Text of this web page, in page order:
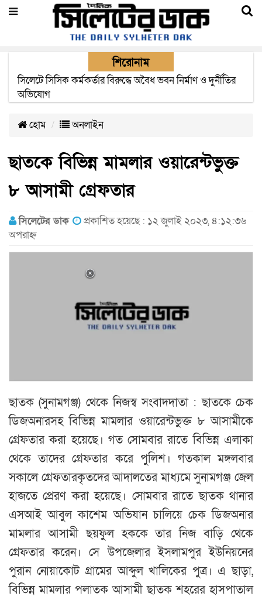
শিরোনাম
২২ ঘণ্টা পর ত্রুটি সেরে জেদ্দার উদ্দেশ্যে ছাড়লো বিমানের ফ্লাইট
হোম অনলাইন
ছাতকে বিভিন্ন মামলার ওয়ারেন্টভুক্ত
৮ আসামী গ্রেফতার
সিলেটের ডাক
প্রকাশিত হয়েছে : ১২ জুলাই ২০২৩, ৪:১২:৩৬
অপরাহ্ন
ছাতক (সুনামগঞ্জ) থেকে নিজস্ব সংবাদদাতা : ছাতকে চেক
ডিজঅনারসহ বিভিন্ন মামলার ওয়ারেন্টভুক্ত ৮ আসামীকে
গ্রেফতার করা হয়েছে। গত সোমবার রাতে বিভিন্ন এলাকা
থেকে তাদের গ্রেফতার করে পুলিশ। গতকাল মঙ্গলবার
সকালে গ্রেফতারকৃতদের আদালতের মাধ্যমে সুনামগঞ্জ জেল
হাজতে প্রেরণ করা হয়েছে। সোমবার রাতে ছাতক থানার
এসআই আবুল কাশেম অভিযান চালিয়ে চেক ডিজঅনার
মামলার আসামী ছয়ফুল হককে তার নিজ বাড়ি থেকে
গ্রেফতার করেন। সে উপজেলার ইসলামপুর ইউনিয়নের
পুরান নোয়াকোট গ্রামের আব্দুল খালিকের পুত্র। এ ছাড়া,
বিভিন্ন মামলার পলাতক আসামী ছাতক শহরের হাসপাতাল